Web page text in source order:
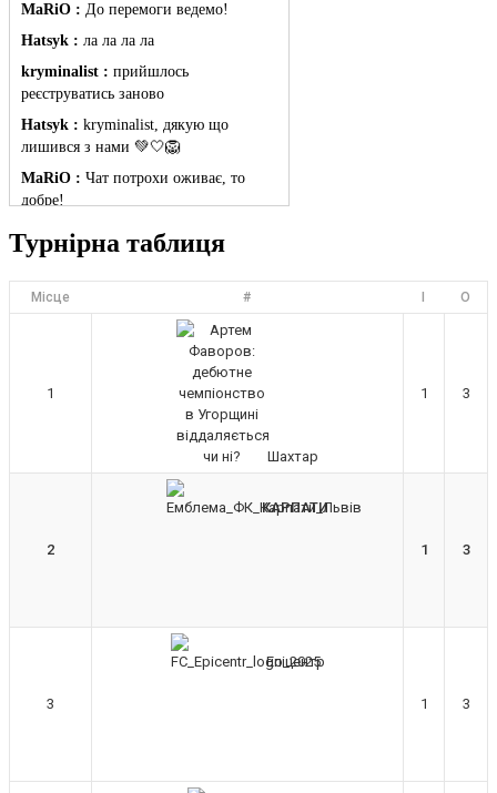
MaRiO : До перемоги ведемо!
Hatsyk : ла ла ла ла
kryminalist : прийшлось
реєструватись заново
Hatsyk : kryminalist, дякую що
лишився з нами 💚🤍🦁
MaRiO : Чат потрохи оживає, то
добре!
MaRiO :
Знов у клубі бардак...
Hatsyk :Все буде добре
Torsida_LEMBERG_1963 :
привіт, знову з вами)
Torsida_LEMBERG_1963 ,
SVAT :
Всім привіт! Я так розумію
старий сайт пішов разом з акаунтом і
потрібно заново реєструватися?
Hatsyk:SVAT, привіт. Саме так, все
що було на старому хостингу, там і
листка
Вересом, другий приймаємо Кривбас
в третьому вдома з ДК, але там
SVAT :
початку сезону
Турнірна таблиця
Місце # О
1
Шахтар
1 3
2
КАРПАТИ
1 3
3
Епіцентр
1 3